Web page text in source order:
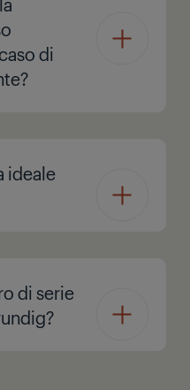
di
ideale
di serie